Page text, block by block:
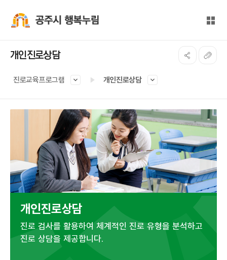
전체
개인진로상담
진로교육프로그램 개인진로상담
개인진로상담
진로 검사를 활용하여 체계적인 진로 유형을 분석하고
진로 상담을 제공합니다.